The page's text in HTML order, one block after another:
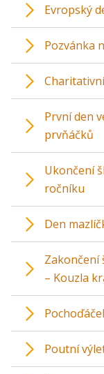
Evropský
Pozvánka
První den
prvňáčků
Ukončení
ročníku
Den
Zakončení
– Kouzla
Poutní